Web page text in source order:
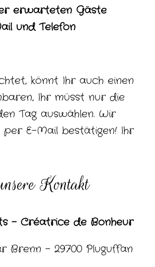
erwarteten Gäste
und Telefon
könnt Ihr auch einen
Ihr müsst nur die
Tag auswählen. Wir
per E-Mail bestätigen! Ihr
Kontakt
– Créatrice de Bonheur
Brenn – 29700 Pluguffan